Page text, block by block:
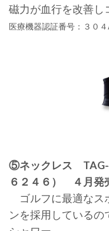
磁力が血行を改善し
医療機器認証番号：３０
⑤ネックレス TAG-
６２４６） ４月発
ゴルフに最適なス
ンを採用している